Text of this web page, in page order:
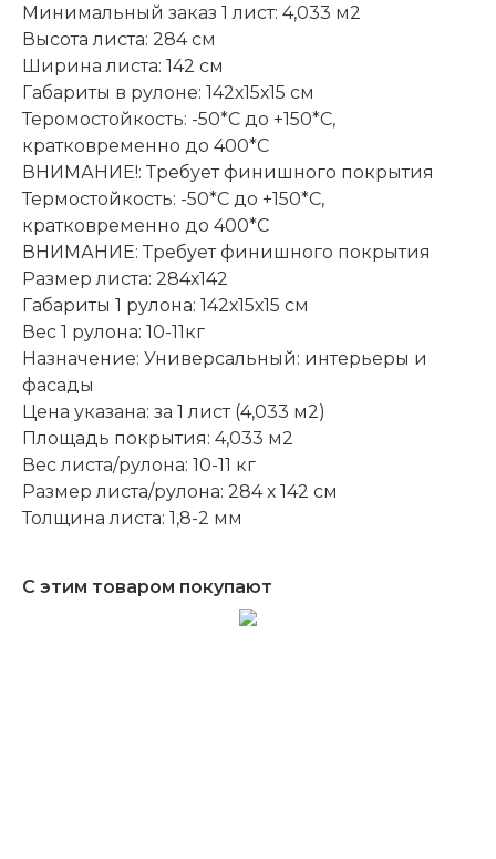
Минимальный заказ 1 лист: 4,033 м2
Высота листа: 284 см
Ширина листа: 142 см
Габариты в рулоне: 142х15х15 см
Теромостойкость: -50*С до +150*С,
кратковременно до 400*C
ВНИМАНИЕ!: Требует финишного покрытия
Термостойкость: -50*С до +150*С,
кратковременно до 400*C
ВНИМАНИЕ: Требует финишного покрытия
Размер листа: 284х142
Габариты 1 рулона: 142х15х15 см
Вес 1 рулона: 10-11кг
Назначение: Универсальный: интерьеры и
фасады
Цена указана: за 1 лист (4,033 м2)
Площадь покрытия: 4,033 м2
Вес листа/рулона: 10-11 кг
Размер листа/рулона: 284 х 142 см
Толщина листа: 1,8-2 мм
С этим товаром покупают